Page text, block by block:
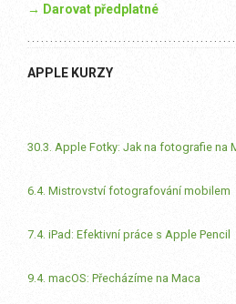
→ Darovat předplatné
APPLE KURZY
30.3. Apple Fotky: Jak na fotografie na
6.4. Mistrovství fotografování mobilem
7.4. iPad: Efektivní práce s Apple Pencil
9.4. macOS: Přecházíme na Maca